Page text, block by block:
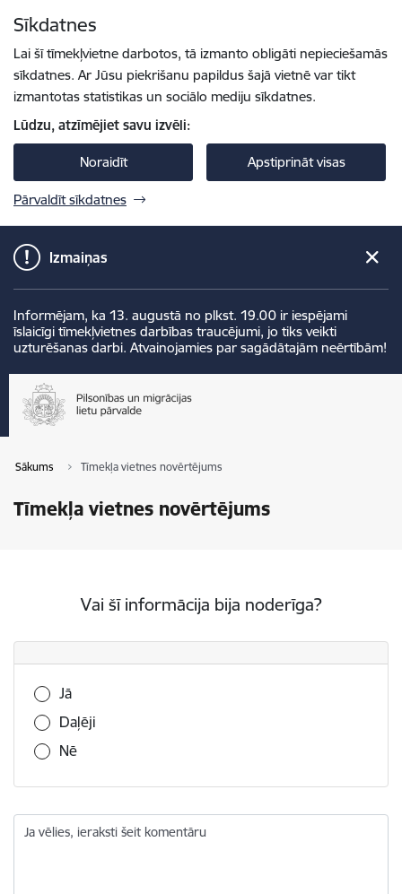
Sīkdatnes
Lai šī tīmekļvietne darbotos, tā izmanto obligāti nepieciešamās
sīkdatnes. Ar Jūsu piekrišanu papildus šajā vietnē var tikt
izmantotas statistikas un sociālo mediju sīkdatnes.
Lūdzu, atzīmējiet savu izvēli:
Noraidīt Apstiprināt visas
Pārvaldīt sīkdatnes
Izmaiņas
Informējam, ka 13. augustā no plkst. 19.00 ir iespējami
īslaicīgi tīmekļvietnes darbības traucējumi, jo tiks veikti
uzturēšanas darbi. Atvainojamies par sagādātajām neērtībām!
Sākums Tīmekļa vietnes novērtējums
Tīmekļa vietnes novērtējums
Vai šī informācija bija noderīga?
Vai šī informācija bija noderīga?
Jā
Daļēji
Nē
Ja vēlies, ieraksti šeit komentāru